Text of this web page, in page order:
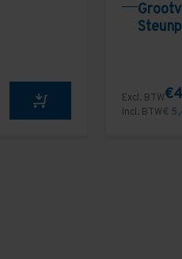
Excl. BTW
Incl. BTW€